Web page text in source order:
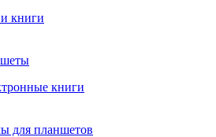
книги
книги
для планшетов